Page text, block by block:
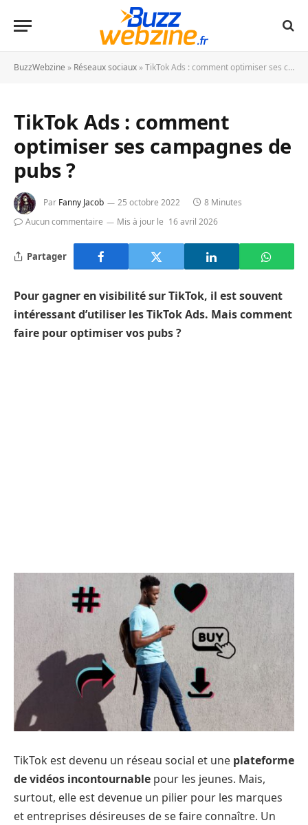
BuzzWebzine » Réseaux sociaux »TikTok Ads : comment optimiser ses campagnes de pubs ?
TikTok Ads : comment
optimiser ses campagnes de
pubs ?
Par Fanny Jacob 25 octobre 2022
8 Minutes
Aucun commentaire
Mis à jour le 16 avril 2026
Partager
Pour gagner en visibilité sur TikTok, il est souvent
intéressant d’utiliser les TikTok Ads. Mais comment
faire pour optimiser vos pubs ?
TikTok est devenu un réseau social et une plateforme
de vidéos incontournable pour les jeunes. Mais,
surtout, elle est devenue un pilier pour les marques
et entreprises désireuses de se faire connaître. Un